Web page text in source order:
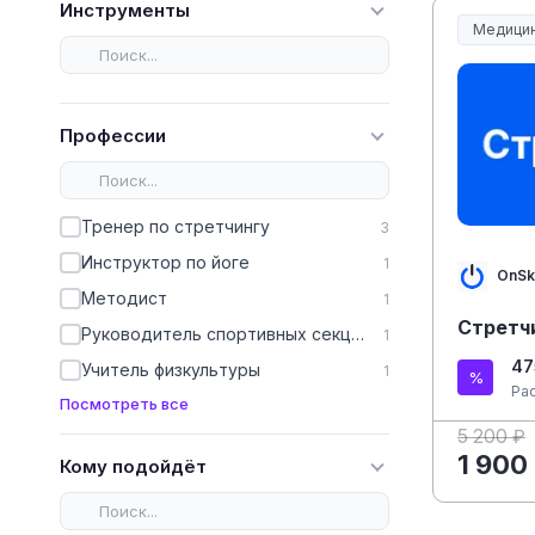
Инструменты
Профессии
Тренер по стретчингу 3
Инструктор по йоге 1
Методист 1
Руководитель спортивных секций 1
Учитель физкультуры 1
Посмотреть все
Кому подойдёт
5 200 ₽
1 900